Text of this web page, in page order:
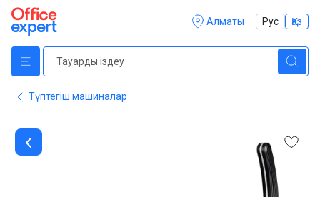
Алматы Рус Қаз
Түптегіш машиналар